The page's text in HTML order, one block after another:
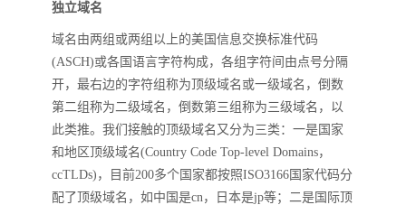
独立域名
域名由两组或两组以上的美国信息交换标准代码
(ASCH)或各国语言字符构成，各组字符间由点号分隔
开，最右边的字符组称为顶级域名或一级域名，倒数
第二组称为二级域名，倒数第三组称为三级域名，以
此类推。我们接触的顶级域名又分为三类：一是国家
和地区顶级域名(Country Code Top-level Domains，
ccTLDs)，目前200多个国家都按照ISO3166国家代码分
配了顶级域名，如中国是cn，日本是jp等；二是国际顶